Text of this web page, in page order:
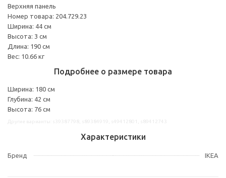
Верхняя панель
Номер товара: 204.729.23
Ширина: 44 см
Высота: 3 см
Длина: 190 см
Вес: 10.66 кг
Подробнее о размере товара
Ширина: 180 см
Глубина: 42 см
Высота: 76 см
Характеристики
Бренд IKEA